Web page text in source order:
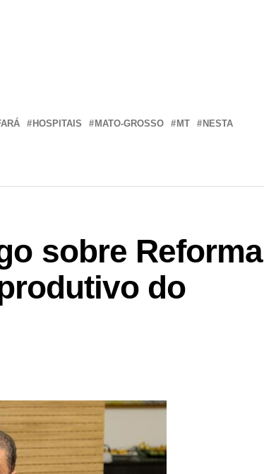
HOSPITAIS MATO-GROSSO MT
NESTA
sobre Reforma
do